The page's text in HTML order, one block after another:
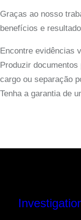
Graças ao nosso
benefícios e
Encontre evidências
Produzir
cargo ou separação
Tenha a garantia de